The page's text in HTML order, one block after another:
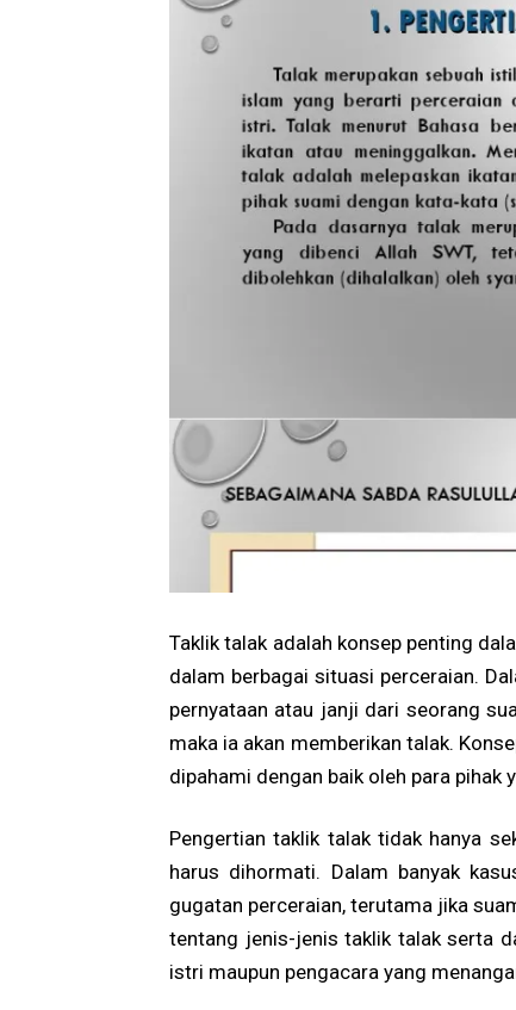
Taklik talak adalah konsep penting
dalam berbagai situasi perceraian.
pernyataan atau janji dari seorang
maka ia akan memberikan talak.
dipahami dengan baik oleh para pihak
Pengertian taklik talak tidak hanya
harus dihormati. Dalam banyak
gugatan perceraian, terutama jika
tentang jenis-jenis taklik talak serta
istri maupun pengacara yang